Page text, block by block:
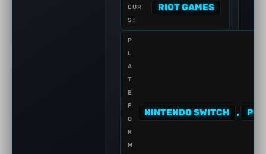
EUR
S:
RIOT GAMES
P
L
A
T
E
F
O
R
M
NINTENDO SWITCH , PC